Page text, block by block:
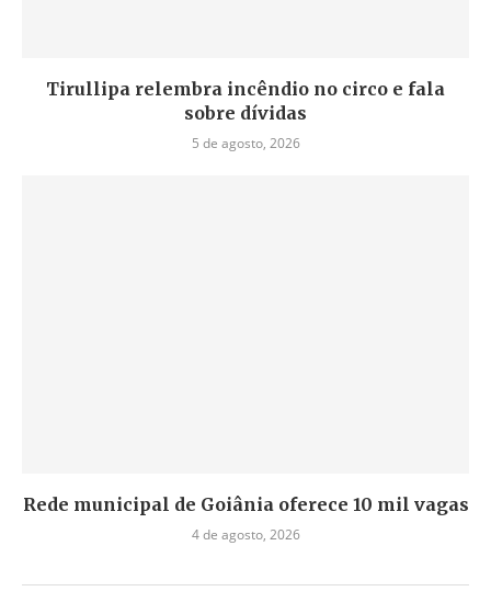
Tirullipa relembra incêndio no circo e fala
sobre dívidas
5 de agosto, 2026
Rede municipal de Goiânia oferece 10 mil vagas
4 de agosto, 2026